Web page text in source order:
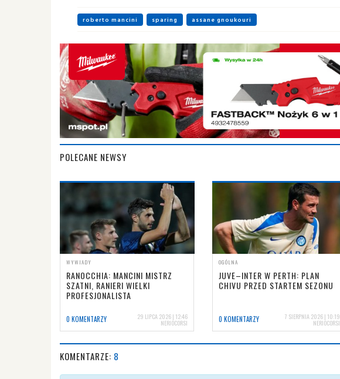
roberto mancini sparing assane gnoukouri
POLECANE NEWSY
WYWIADY
RANOCCHIA: MANCINI MISTRZ
SZATNI, RANIERI WIELKI
PROFESJONALISTA
0 KOMENTARZY 29 LIPCA 2026 | 12:46
NERIOCORSI
OGÓLNA
JUVE–INTER W PERTH: PLAN
CHIVU PRZED STARTEM SEZONU
0 KOMENTARZY 7 SIERPNIA 2026 | 10:19
NERIOCORSI
KOMENTARZE: 8